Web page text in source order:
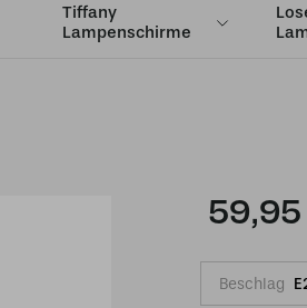
Tiffany
Lampenschirme
Lampenfuß 5LL-5794
59,95
Beschlag